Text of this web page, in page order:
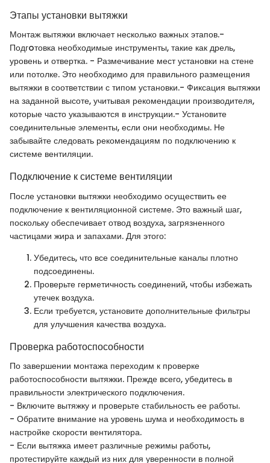
Этапы установки вытяжки
Монтаж вытяжки включает несколько важных этапов.-
Подгoтовка необходимые инструменты, такие как дрель,
уровень и отвертка. - Размечивание мест установки на стене
или потолке. Это необходимо для правильного размещения
вытяжки в соответствии с типом установки.- Фиксация вытяжки
на заданной высоте, учитывая рекомендации производителя,
которые часто указываются в инструкции.- Установите
соединительные элементы, если они необходимы. Не
забывайте следовать рекомендациям по подключению к
системе вентиляции.
Подключение к системе вентиляции
После установки вытяжки необходимо осуществить ее
подключение к вентиляционной системе. Это важный шаг,
поскольку обеспечивает отвод воздуха, загрязненного
частицами жира и запахами. Для этого:
Убедитесь, что все соединительные каналы плотно
подсоединены.
Проверьте герметичность соединений, чтобы избежать
утечек воздуха.
Если требуется, установите дополнительные фильтры
для улучшения качества воздуха.
Проверка работоспособности
По завершении монтажа переходим к проверке
работоспособности вытяжки. Прежде всего, убедитесь в
правильности электрического подключения.
- Включите вытяжку и проверьте стабильность ее работы.
- Обратите внимание на уровень шума и необходимость в
настройке скорости вентилятора.
- Если вытяжка имеет различные режимы работы,
протестируйте каждый из них для уверенности в полной